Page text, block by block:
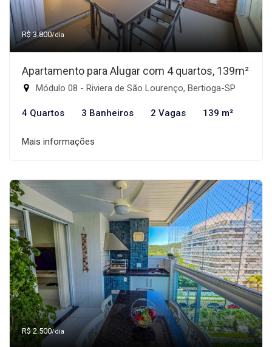
R$ 3.800/dia
Apartamento para Alugar com 4 quartos, 139m²
Módulo 08 - Riviera de São Lourenço, Bertioga-SP
4 Quartos 3 Banheiros 2 Vagas 139 m²
Mais informações
R$ 2.500/dia